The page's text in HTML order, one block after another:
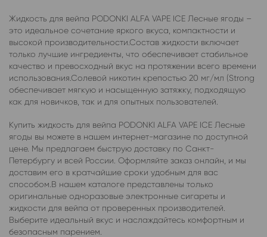
Жидкость для вейпа PODONKI ALFA VAPE ICE Лесные ягоды –
это идеальное сочетание яркого вкуса, компактности и
высокой производительности.Состав жидкости включает
только лучшие ингредиенты, что обеспечивает стабильное
качество и превосходный вкус на протяжении всего времени
использования.Солевой никотин крепостью 20 мг/мл (Strong
обеспечивает мягкую и насыщенную затяжку, подходящую
как для новичков, так и для опытных пользователей.
Купить жидкость для вейпа PODONKI ALFA VAPE ICE Лесные
ягоды вы можете в нашем интернет-магазине по доступной
цене. Мы предлагаем быструю доставку по Санкт-
Петербургу и всей России. Оформляйте заказ онлайн, и мы
доставим его в кратчайшие сроки удобным для вас
способом.В нашем каталоге представлены только
оригинальные одноразовые электронные сигареты и
жидкости для вейпа от проверенных производителей.
Выберите идеальный вкус и наслаждайтесь комфортным и
безопасным парением.